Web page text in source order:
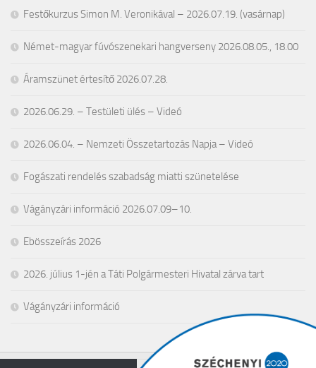
Festőkurzus Simon M. Veronikával – 2026.07.19. (vasárnap)
Német-magyar fúvószenekari hangverseny 2026.08.05., 18.00
Áramszünet értesítő 2026.07.28.
2026.06.29. – Testületi ülés – Videó
2026.06.04. – Nemzeti Összetartozás Napja – Videó
Fogászati rendelés szabadság miatti szünetelése
Vágányzári információ 2026.07.09–10.
Ebösszeírás 2026
2026. július 1-jén a Táti Polgármesteri Hivatal zárva tart
Vágányzári információ